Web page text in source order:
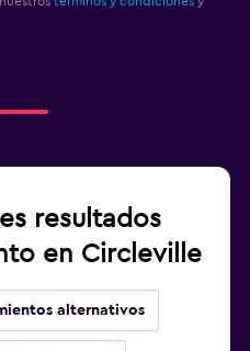
resultados
en Circleville
alternativos